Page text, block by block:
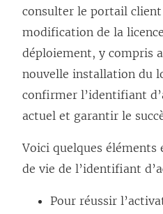
consulter le portail client
modification de la
déploiement, y compris
nouvelle installation du
confirmer l’identifiant
actuel et garantir le
Voici quelques éléments
de vie de l’identifiant
Pour réussir